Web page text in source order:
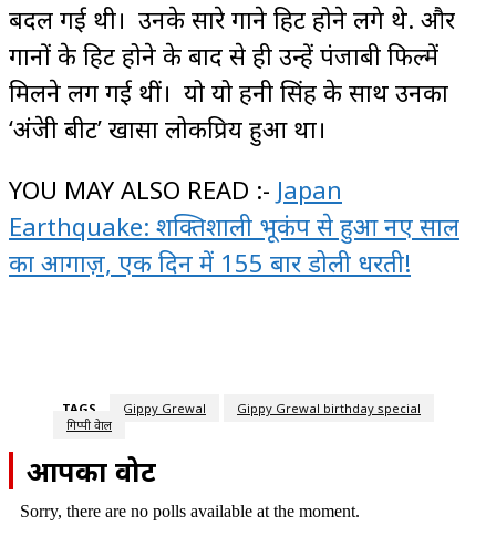
बदल गई थी। उनके सारे गाने हिट होने लगे थे. और
गानों के हिट होने के बाद से ही उन्हें पंजाबी फिल्में
मिलने लग गई थीं। यो यो हनी सिंह के साथ उनका
‘अंग्रेजी बीट’ खासा लोकप्रिय हुआ था।
YOU MAY ALSO READ :- Japan
Earthquake: शक्तिशाली भूकंप से हुआ नए साल
का आगाज़, एक दिन में 155 बार डोली धरती!
TAGS Gippy Grewal
Gippy Grewal birthday special
गिप्पी ग्रेवाल
आपका वोट
Sorry, there are no polls available at the moment.